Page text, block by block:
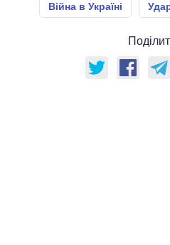
Війна в Україні